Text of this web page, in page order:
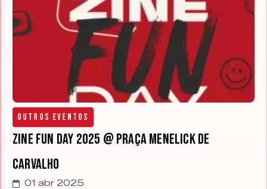
Outros Eventos
Zine Fun Day 2025 @ Praça Menelick de
Carvalho
01 abr 2025